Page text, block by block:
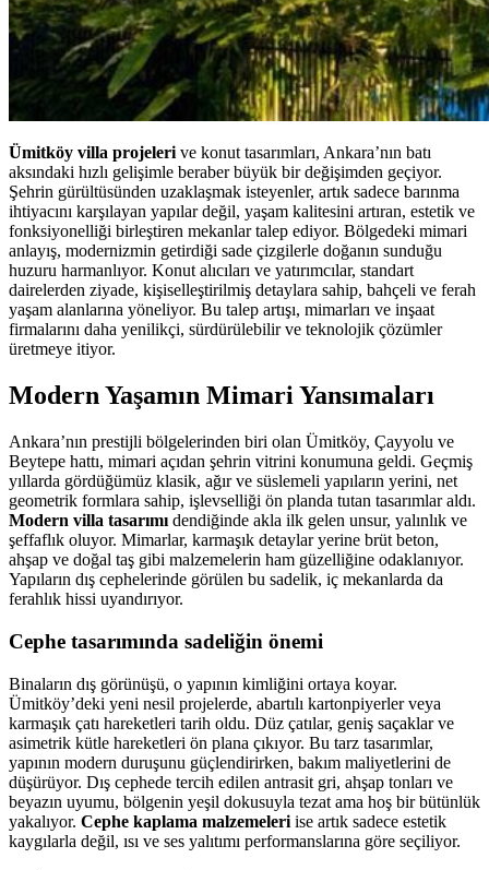
Ümitköy villa projeleri ve konut tasarımları, Ankara’nın batı
aksındaki hızlı gelişimle beraber büyük bir değişimden geçiyor.
Şehrin gürültüsünden uzaklaşmak isteyenler, artık sadece barınma
ihtiyacını karşılayan yapılar değil, yaşam kalitesini artıran, estetik ve
fonksiyonelliği birleştiren mekanlar talep ediyor. Bölgedeki mimari
anlayış, modernizmin getirdiği sade çizgilerle doğanın sunduğu
huzuru harmanlıyor. Konut alıcıları ve yatırımcılar, standart
dairelerden ziyade, kişiselleştirilmiş detaylara sahip, bahçeli ve ferah
yaşam alanlarına yöneliyor. Bu talep artışı, mimarları ve inşaat
firmalarını daha yenilikçi, sürdürülebilir ve teknolojik çözümler
üretmeye itiyor.
Modern Yaşamın Mimari Yansımaları
Ankara’nın prestijli bölgelerinden biri olan Ümitköy, Çayyolu ve
Beytepe hattı, mimari açıdan şehrin vitrini konumuna geldi. Geçmiş
yıllarda gördüğümüz klasik, ağır ve süslemeli yapıların yerini, net
geometrik formlara sahip, işlevselliği ön planda tutan tasarımlar aldı.
Modern villa tasarımı dendiğinde akla ilk gelen unsur, yalınlık ve
şeffaflık oluyor. Mimarlar, karmaşık detaylar yerine brüt beton,
ahşap ve doğal taş gibi malzemelerin ham güzelliğine odaklanıyor.
Yapıların dış cephelerinde görülen bu sadelik, iç mekanlarda da
ferahlık hissi uyandırıyor.
Cephe tasarımında sadeliğin önemi
Binaların dış görünüşü, o yapının kimliğini ortaya koyar.
Ümitköy’deki yeni nesil projelerde, abartılı kartonpiyerler veya
karmaşık çatı hareketleri tarih oldu. Düz çatılar, geniş saçaklar ve
asimetrik kütle hareketleri ön plana çıkıyor. Bu tarz tasarımlar,
yapının modern duruşunu güçlendirirken, bakım maliyetlerini de
düşürüyor. Dış cephede tercih edilen antrasit gri, ahşap tonları ve
beyazın uyumu, bölgenin yeşil dokusuyla tezat ama hoş bir bütünlük
yakalıyor. Cephe kaplama malzemeleri ise artık sadece estetik
kaygılarla değil, ısı ve ses yalıtımı performanslarına göre seçiliyor.